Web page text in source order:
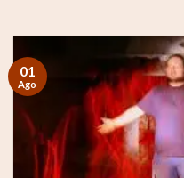
01
Ago